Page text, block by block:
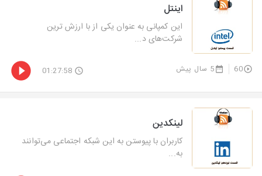
اینتل
این کمپانی به عنوان یکی از با ارزش ترین
شرکت‌های د...
60 5 سال پیش 01:27:58
لینکدین
کاربران با پیوستن به این شبکه اجتماعی می‌توانند
به...